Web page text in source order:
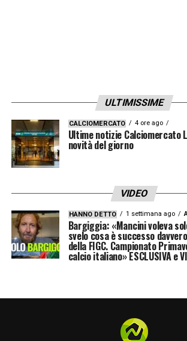
ULTIMISSIME
CALCIOMERCATO 4 ore ago
Ultime notizie Calciomercato
novità del giorno
VIDEO
HANNO DETTO 1 settimana ago
Bargiggia: «Mancini voleva
svelo cosa è successo
della FIGC. Campionato
calcio italiano» ESCLUSIVA e